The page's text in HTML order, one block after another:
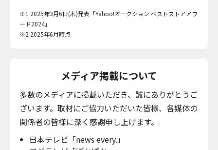
※1 2025年3月6日(木)発表「Yahoo!オークション ベストストアアワ
ード2024」
※2 2025年6月時点
メディア掲載について
多数のメディアに掲載いただき、誠にありがとうご
ざいます。取材にご協力いただいた皆様、各媒体の
関係者の皆様に深く感謝申し上げます。
日本テレビ「news every.」